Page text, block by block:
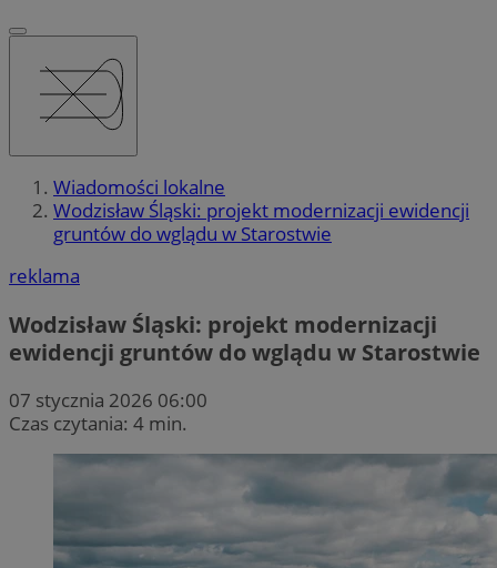
Wiadomości lokalne
Wodzisław Śląski: projekt modernizacji ewidencji
gruntów do wglądu w Starostwie
reklama
Wodzisław Śląski: projekt modernizacji
ewidencji gruntów do wglądu w Starostwie
07 stycznia 2026 06:00
Czas czytania: 4 min.